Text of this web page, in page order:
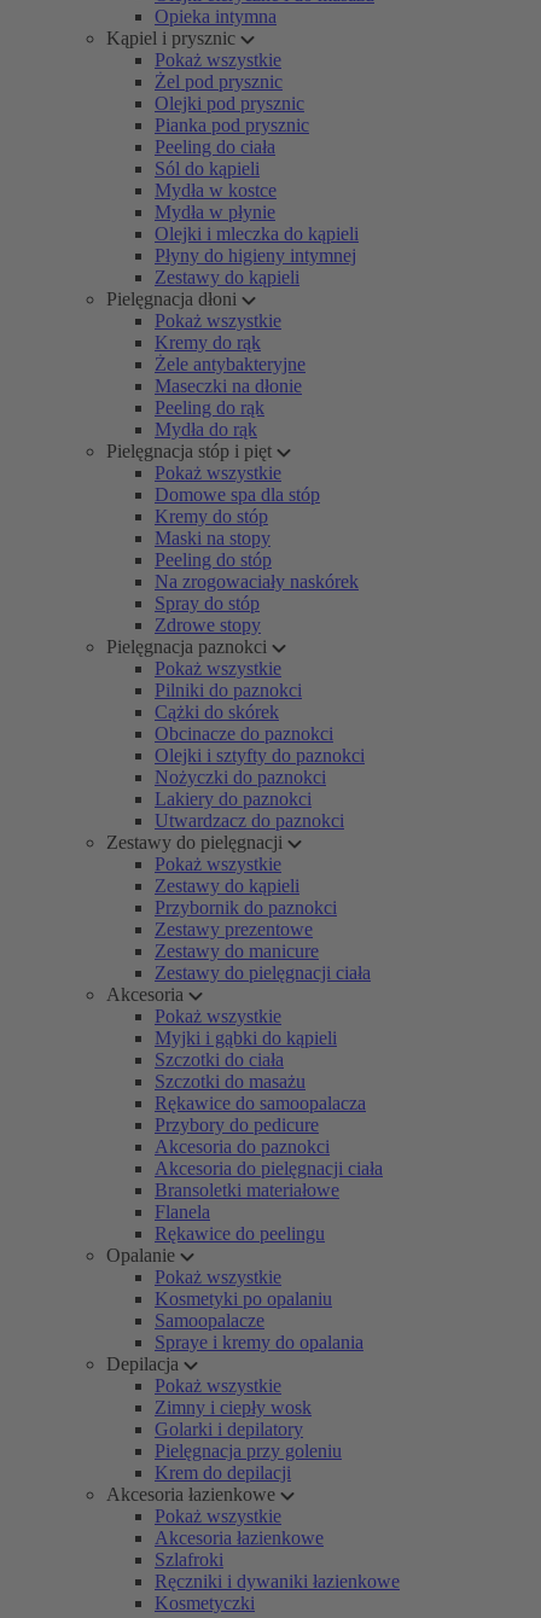
Opieka intymna
Kąpiel i prysznic
Pokaż wszystkie
Żel pod prysznic
Olejki pod prysznic
Pianka pod prysznic
Peeling do ciała
Sól do kąpieli
Mydła w kostce
Mydła w płynie
Olejki i mleczka do kąpieli
Płyny do higieny intymnej
Zestawy do kąpieli
Pielęgnacja dłoni
Pokaż wszystkie
Kremy do rąk
Żele antybakteryjne
Maseczki na dłonie
Peeling do rąk
Mydła do rąk
Pielęgnacja stóp i pięt
Pokaż wszystkie
Domowe spa dla stóp
Kremy do stóp
Maski na stopy
Peeling do stóp
Na zrogowaciały naskórek
Spray do stóp
Zdrowe stopy
Pielęgnacja paznokci
Pokaż wszystkie
Pilniki do paznokci
Cążki do skórek
Obcinacze do paznokci
Olejki i sztyfty do paznokci
Nożyczki do paznokci
Lakiery do paznokci
Utwardzacz do paznokci
Zestawy do pielęgnacji
Pokaż wszystkie
Zestawy do kąpieli
Przybornik do paznokci
Zestawy prezentowe
Zestawy do manicure
Zestawy do pielęgnacji ciała
Akcesoria
Pokaż wszystkie
Myjki i gąbki do kąpieli
Szczotki do ciała
Szczotki do masażu
Rękawice do samoopalacza
Przybory do pedicure
Akcesoria do paznokci
Akcesoria do pielęgnacji ciała
Bransoletki materiałowe
Flanela
Rękawice do peelingu
Opalanie
Pokaż wszystkie
Kosmetyki po opalaniu
Samoopalacze
Spraye i kremy do opalania
Depilacja
Pokaż wszystkie
Zimny i ciepły wosk
Golarki i depilatory
Pielęgnacja przy goleniu
Krem do depilacji
Akcesoria łazienkowe
Pokaż wszystkie
Akcesoria łazienkowe
Szlafroki
Ręczniki i dywaniki łazienkowe
Kosmetyczki